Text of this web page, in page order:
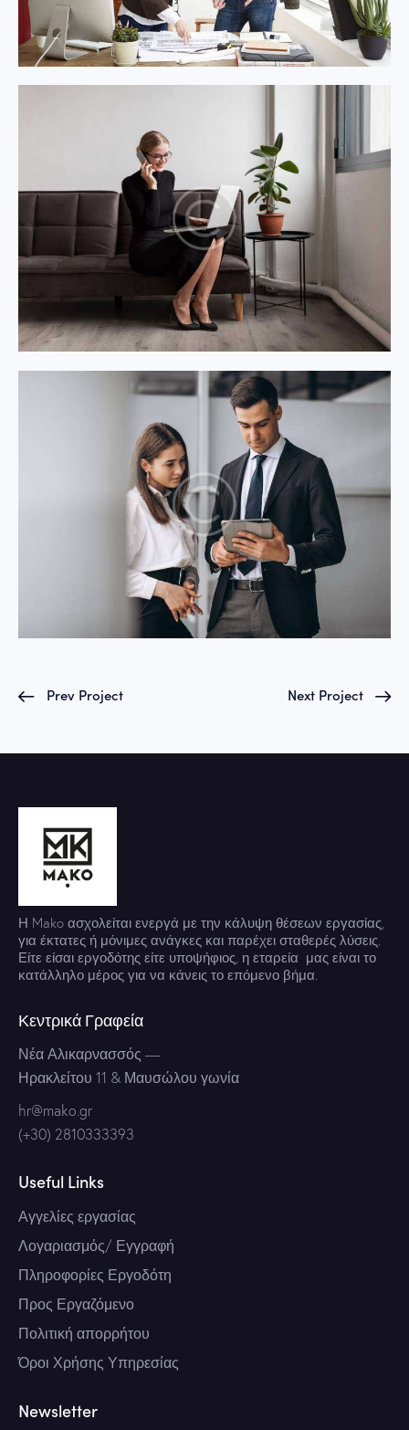
Prev Project Next Project
Η Mako ασχολείται ενεργά με την κάλυψη θέσεων εργασίας,
για έκτατες ή μόνιμες ανάγκες και παρέχει σταθερές λύσεις.
Είτε είσαι εργοδότης είτε υποψήφιος, η εταρεία μας είναι το
κατάλληλο μέρος για να κάνεις το επόμενο βήμα.
Κεντρικά Γραφεία
Νέα Αλικαρνασσός —
Ηρακλείτου 11 & Μαυσώλου γωνία
hr@mako.gr
(+30) 2810333393
Useful Links
Αγγελίες εργασίας
Λογαριασμός/ Εγγραφή
Πληροφορίες Εργοδότη
Προς Εργαζόμενο
Πολιτική απορρήτου
Όροι Χρήσης Υπηρεσίας
Newsletter